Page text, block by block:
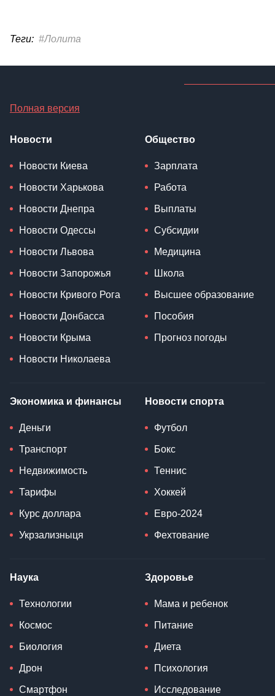
Теги: #Лолита
Полная версия
Новости
Новости Киева
Новости Харькова
Новости Днепра
Новости Одессы
Новости Львова
Новости Запорожья
Новости Кривого Рога
Новости Донбасса
Новости Крыма
Новости Николаева
Общество
Зарплата
Работа
Выплаты
Субсидии
Медицина
Школа
Высшее образование
Пособия
Прогноз погоды
Экономика и финансы
Деньги
Транспорт
Недвижимость
Тарифы
Курс доллара
Укрзализныця
Новости спорта
Футбол
Бокс
Теннис
Хоккей
Евро-2024
Фехтование
Наука
Технологии
Космос
Биология
Дрон
Смартфон
Здоровье
Мама и ребенок
Питание
Диета
Психология
Исследование